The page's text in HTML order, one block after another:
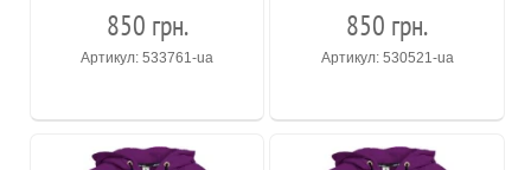
850 грн.
Артикул: 533761-ua
850 грн.
Артикул: 530521-ua